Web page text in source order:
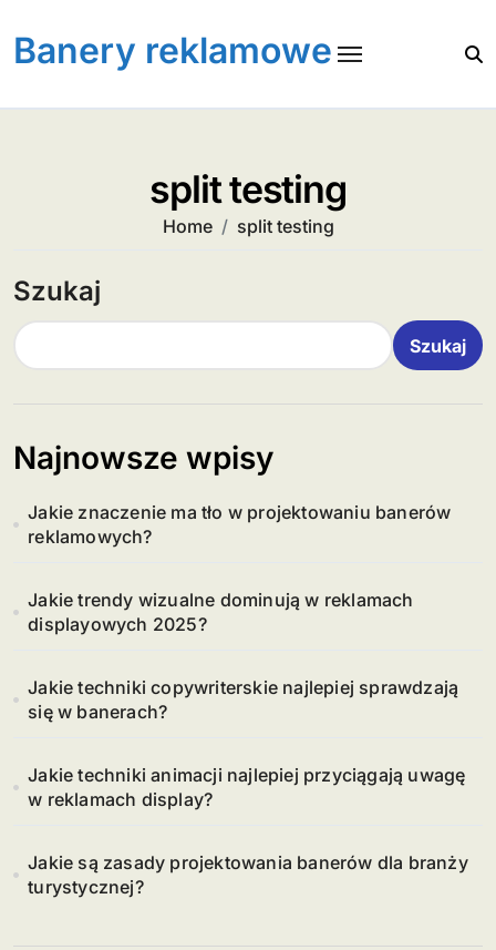
content
Banery reklamowe
split testing
Home split testing
Szukaj
Szukaj
Najnowsze wpisy
Jakie znaczenie ma tło w projektowaniu banerów
reklamowych?
Jakie trendy wizualne dominują w reklamach
displayowych 2025?
Jakie techniki copywriterskie najlepiej sprawdzają
się w banerach?
Jakie techniki animacji najlepiej przyciągają uwagę
w reklamach display?
Jakie są zasady projektowania banerów dla branży
turystycznej?